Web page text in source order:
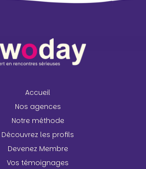
Accueil
Nos agences
Notre méthode
Découvrez les profils
Devenez Membre
Vos témoignages